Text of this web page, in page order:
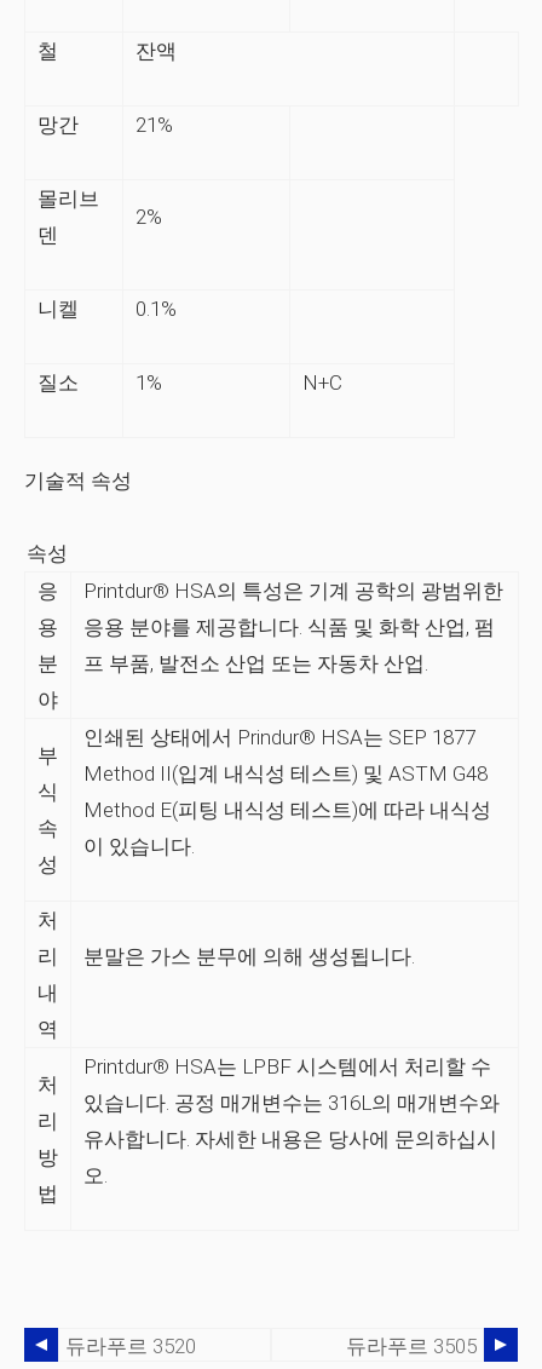
철 잔액
망간 21%
몰리브
덴
2%
니켈 0.1%
질소 1% N+C
기술적 속성
속성
응
용
분
야
Printdur® HSA의 특성은 기계 공학의 광범위한
응용 분야를 제공합니다. 식품 및 화학 산업, 펌
프 부품, 발전소 산업 또는 자동차 산업.
부
식
속
성
인쇄된 상태에서 Prindur® HSA는 SEP 1877
Method II(입계 내식성 테스트) 및 ASTM G48
Method E(피팅 내식성 테스트)에 따라 내식성
이 있습니다.
처
리
내
역
분말은 가스 분무에 ​​의해 생성됩니다.
처
리
방
법
Printdur® HSA는 LPBF 시스템에서 처리할 수
있습니다. 공정 매개변수는 316L의 매개변수와
유사합니다. 자세한 내용은 당사에 문의하십시
오.
듀라푸르 3520 듀라푸르 3505